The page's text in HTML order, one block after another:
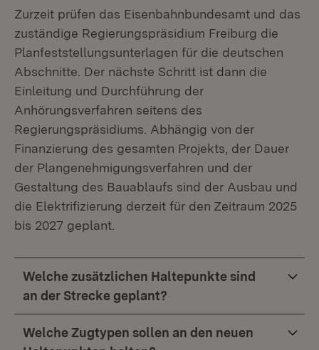
Zurzeit prüfen das Eisenbahnbundesamt und das
zuständige Regierungspräsidium Freiburg die
Planfeststellungsunterlagen für die deutschen
Abschnitte. Der nächste Schritt ist dann die
Einleitung und Durchführung der
Anhörungsverfahren seitens des
Regierungspräsidiums. Abhängig von der
Finanzierung des gesamten Projekts, der Dauer
der Plangenehmigungsverfahren und der
Gestaltung des Bauablaufs sind der Ausbau und
die Elektrifizierung derzeit für den Zeitraum 2025
bis 2027 geplant.
Welche zusätzlichen Haltepunkte sind
an der Strecke geplant?
Welche Zugtypen sollen an den neuen